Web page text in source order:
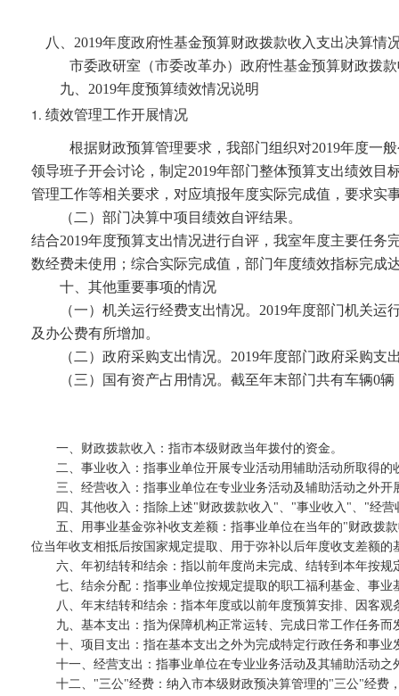
八、 2019年度政府性基金预算财政拨款收入支出决算情
市委政研室（市委改革办）政府性基金预算财政拨
九、 2019年度预算绩效情况说明
绩效管理工作开展情况
根据财政预算管理要求，我部门组织对2019年度一
领导班子开会讨论，制定2019年部门整体预算支出绩效目
管理工作等相关要求，对应填报年度实际完成值，要求实
（二）部门决算中项目绩效自评结果。
结合2019年度预算支出情况进行自评，我室年度主要任务
数经费未使用；综合实际完成值，部门年度绩效指标完成
十、其他重要事项的情况
（一）机关运行经费支出情况。 2019年度部门机关运
及办公费有所增加。
（二）政府采购支出情况。 2019年度部门政府采购支
（三）国有资产占用情况。截至年末部门共有车辆0辆
一、财政拨款收入：指市本级财政当年拨付的资金。
二、事业收入：指事业单位开展专业活动用辅助活动所取得
三、经营收入：指事业单位在专业业务活动及辅助活动之外
四、其他收入：指除上述"财政拨款收入"、"事业收入"、"经
五、用事业基金弥补收支差额：指事业单位在当年的"财政拨
位当年收支相抵后按国家规定提取、用于弥补以后年度收支差额
六、年初结转和结余：指以前年度尚未完成、结转到本年按规
七、结余分配：指事业单位按规定提取的职工福利基金、事
八、年末结转和结余：指本年度或以前年度预算安排、因客
九、基本支出：指为保障机构正常运转、完成日常工作任务而
十、项目支出：指在基本支出之外为完成特定行政任务和事业
十一、经营支出：指事业单位在专业业务活动及其辅助活动
十二、"三公"经费：纳入市本级财政预决算管理的"三公"经费